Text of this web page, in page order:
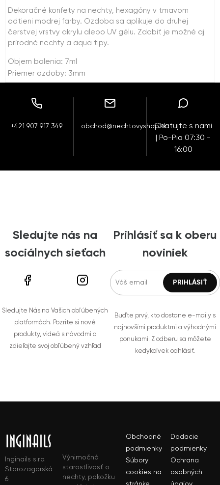
Dekoračné konfety na nechty, hexagóny v tmavom
odtieni modrej farby. Ozdoba sa aplikuje do druhej
čerstvej vrstvy akrylu alebo UV gélu. Zdobiť je možné aj
prírodné nechty a aqua tipy.
Objem balenia: 7ml
Priemer ozdoby: 3mm
+421 907 917 349 obchod@nechtovyshop.skChatujte s nami
| Po-Pia 07:30 -
16:00
Sledujte nás na
sociálnych sieťach
Sledujte Nás na Vašich obľúbených
platformách. Pozrite si nové
produkty, videá s návodmi a
zdieľajte svoj obľúbený vzhľad
Prihlásiť sa k oberu
noviniek
Buďte prvý, kto dostane e-maily s
najnovšími produktmi a výhodnými
ponukami. Z odberu sa môžete
kedykoľvek odhlásiť.
Inginails s.r.o.
Starozagorská
6
Výnimočná
starostlivosť o
nechty, pokožku
Obchodné
podmienky
Dodacie
podmienky
Súbory
cookies na
Ochrana
osobných